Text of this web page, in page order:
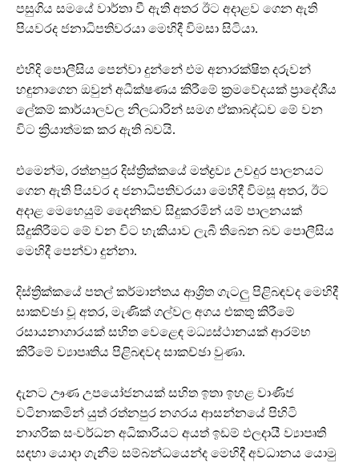
පසුගිය සමයේ වාර්තා වී ඇති අතර ඊට අදාළව ගෙන ඇති
පියවරද ජනාධිපතිවරයා මෙහිදී විමසා සිටියා.
එහිදි පොලීසිය පෙන්වා දුන්නේ එම අනාරක්ෂිත දරුවන්
හඳුනාගෙන ඔවුන් අධීක්ෂණය කිරීමේ ක්‍රමවේදයක් ප්‍රාදේශීය
ලේකම් කාර්යාලවල නිලධාරින් සමග ඒකාබද්ධව මේ වන
විට ක්‍රියාත්මක කර ඇති බවයි.
එමෙන්ම, රත්නපුර දිස්ත්‍රික්කයේ මත්ද්‍රව්‍ය උවදුර පාලනයට
ගෙන ඇති පියවර ද ජනාධිපතිවරයා මෙහිදී විමසූ අතර, ඊට
අදාළ මෙහෙයුම් දෛනිකව සිදුකරමින් යම් පාලනයක්
සිදුකිරීමට මේ වන විට හැකියාව ලැබී තිබෙන බව පොලීසිය
මෙහිදී පෙන්වා දුන්නා.
දිස්ත්‍රික්කයේ පතල් කර්මාන්තය ආශ්‍රිත ගැටලු පිළිබඳවද මෙහිදී
සාකච්ඡා වූ අතර, මැණික් ගල්වල අගය එකතු කිරීමේ
රසායනාගාරයක් සහිත වෙළෙඳ මධ්‍යස්ථානයක් ආරම්භ
කිරීමේ ව්‍යාපෘතිය පිළිබඳවද සාකච්ඡා වුණා.
දැනට ඌණ උපයෝජනයක් සහිත ඉතා ඉහළ වාණිජ
වටිනාකමින් යුත් රත්නපුර නගරය ආසන්නයේ පිහිටි
නාගරික සංවර්ධන අධිකාරියට අයත් ඉඩම් ඵලදායී ව්‍යාපෘති
සඳහා යොදා ගැනීම සම්බන්ධයෙන්ද මෙහිදී අවධානය යොමු